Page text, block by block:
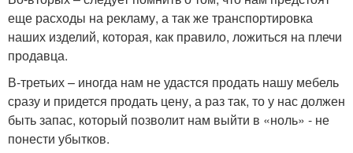
еще расходы на рекламу, а так же транспортировка
наших изделий, которая, как правило, ложиться на плечи
продавца.
В-третьих – иногда нам не удастся продать нашу мебель
сразу и придется продать цену, а раз так, то у нас должен
быть запас, который позволит нам выйти в «ноль» - не
понести убытков.